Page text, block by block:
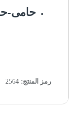
حامى-
رمز المنتج:2564